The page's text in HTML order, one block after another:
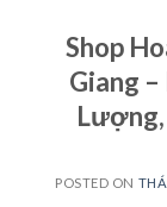
Shop
Giang
Lượng,
POSTED ON